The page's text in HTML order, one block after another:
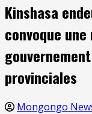
Kinshasa
convoque
provinciales
Mongongo